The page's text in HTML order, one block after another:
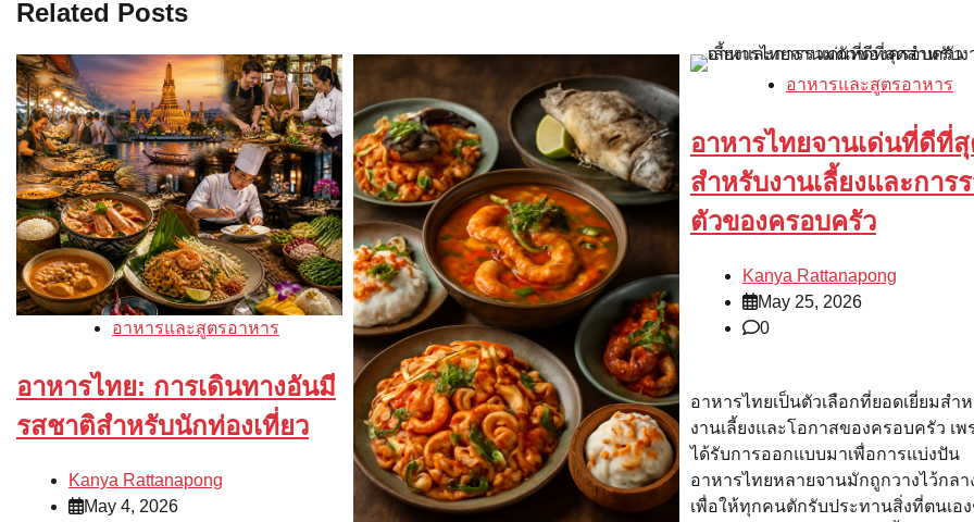
Related Posts
อาหารและสูตรอาหาร
อาหารไทย: การเดินทางอันมี
รสชาติสำหรับนักท่องเที่ยว
Kanya Rattanapong
May 4, 2026
อาหารและสูตรอาหาร
อาหารไทยจานเด่นที่ดีที่
สำหรับงานเลี้ยงและการ
ตัวของครอบครัว
Kanya Rattanapong
May 25, 2026
0
อาหารไทยเป็นตัวเลือกที่ยอดเยี่ยมสำ
งานเลี้ยงและโอกาสของครอบครัว เพ
ได้รับการออกแบบมาเพื่อการแบ่งปัน
อาหารไทยหลายจานมักถูกวางไว้กลา
เพื่อให้ทุกคนตักรับประทานสิ่งที่ตนเอ